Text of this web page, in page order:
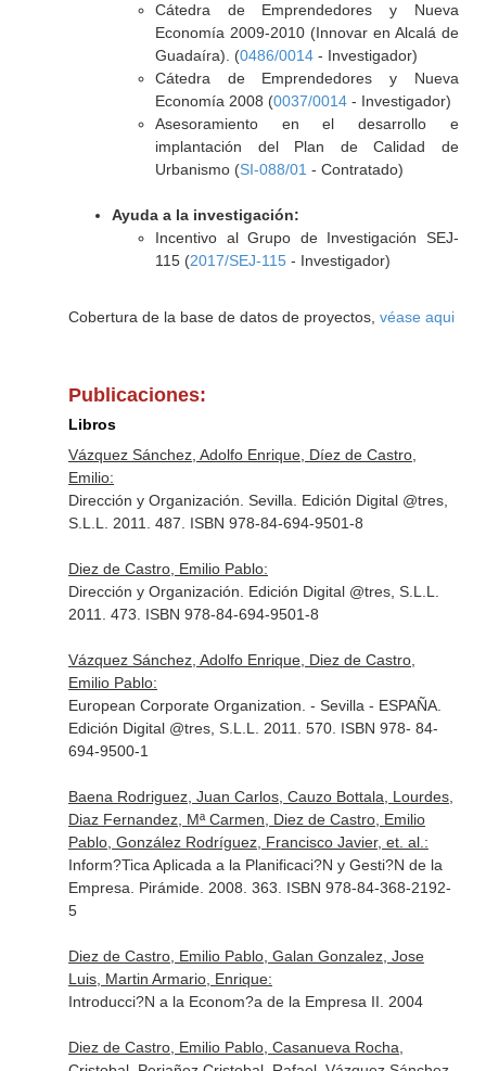
Cátedra de Emprendedores y Nueva
Economía 2009-2010 (Innovar en Alcalá de
Guadaíra). (0486/0014- Investigador)
Cátedra de Emprendedores y Nueva
Economía 2008 (0037/0014- Investigador)
Asesoramiento en el desarrollo e
implantación del Plan de Calidad de
Urbanismo (SI-088/01 - Contratado)
Ayuda a la investigación:
Incentivo al Grupo de Investigación SEJ-
115 (2017/SEJ-115- Investigador)
Cobertura de la base de datos de proyectos, véase aqui
Publicaciones:
Libros
Vázquez Sánchez, Adolfo Enrique, Díez de Castro,
Emilio:
Dirección y Organización. Sevilla. Edición Digital @tres,
S.L.L. 2011. 487. ISBN 978-84-694-9501-8
Diez de Castro, Emilio Pablo:
Dirección y Organización. Edición Digital @tres, S.L.L.
2011. 473. ISBN 978-84-694-9501-8
Vázquez Sánchez, Adolfo Enrique, Diez de Castro,
Emilio Pablo:
European Corporate Organization. - Sevilla - ESPAÑA.
Edición Digital @tres, S.L.L. 2011. 570. ISBN 978- 84-
694-9500-1
Baena Rodriguez, Juan Carlos, Cauzo Bottala, Lourdes,
Diaz Fernandez, Mª Carmen, Diez de Castro, Emilio
Pablo, González Rodríguez, Francisco Javier, et. al.:
Inform?Tica Aplicada a la Planificaci?N y Gesti?N de la
Empresa. Pirámide. 2008. 363. ISBN 978-84-368-2192-
5
Diez de Castro, Emilio Pablo, Galan Gonzalez, Jose
Luis, Martin Armario, Enrique:
Introducci?N a la Econom?a de la Empresa II. 2004
Diez de Castro, Emilio Pablo, Casanueva Rocha,